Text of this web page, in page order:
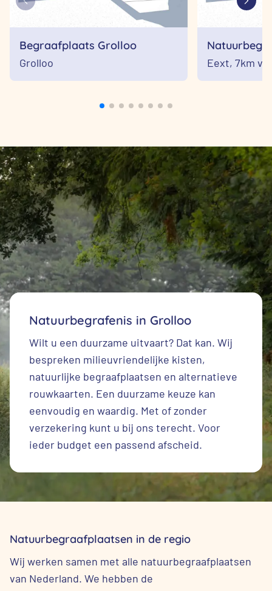
Begraafplaats Grolloo
Grolloo
Meer
Eext, 7km
Natuurbegrafenis in Grolloo
Wilt u een duurzame uitvaart? Dat kan. Wij
bespreken milieuvriendelijke kisten,
natuurlijke begraafplaatsen en alternatieve
rouwkaarten. Een duurzame keuze kan
eenvoudig en waardig. Met of zonder
verzekering kunt u bij ons terecht. Voor
ieder budget een passend afscheid.
Natuurbegraafplaatsen in de regio
Wij werken samen met alle natuurbegraafplaatsen
van Nederland. We hebben de